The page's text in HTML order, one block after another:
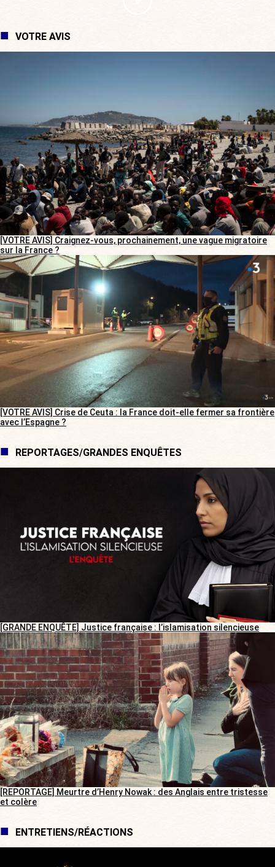
VOTRE AVIS
[VOTRE AVIS] Craignez-vous, prochainement, une vague migratoire
sur la France ?
[VOTRE AVIS] Crise de Ceuta : la France doit-elle fermer sa frontière
avec l’Espagne ?
REPORTAGES/GRANDES ENQUÊTES
[GRANDE ENQUÊTE] Justice française : l’islamisation silencieuse
[REPORTAGE] Meurtre d’Henry Nowak : des Anglais entre tristesse
et colère
ENTRETIENS/RÉACTIONS